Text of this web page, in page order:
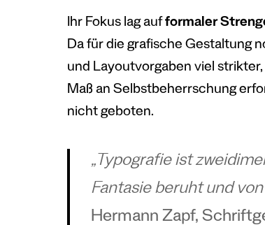
Ihr Fokus lag aufformaler
Da für die grafische Gestaltung
und Layoutvorgaben viel
Maß an Selbstbeherrschung
nicht geboten.
„Typografie ist
Fantasie beruht und
Hermann Zapf,